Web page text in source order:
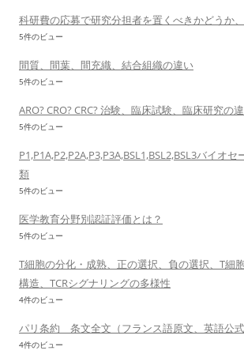
科研費の応募で研究分担者を置くべきかどうか
5件のビュー
間質、間葉、間充織、結合組織の違い
5件のビュー
ARO? CRO? CRC? 治験、臨床試験、臨床研究の
5件のビュー
P1,P1A,P2,P2A,P3,P3A,BSL1,BSL2,BSL3バイオ
類
5件のビュー
医学教育分野別認証評価とは？
5件のビュー
T細胞の分化・成熟、正の選択、負の選択、T細
構造、TCRシグナリングの多様性
4件のビュー
パリ条約 条文全文（フランス語原文、英語公式
4件のビュー